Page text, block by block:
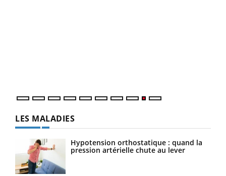
LES MALADIES
Hypotension orthostatique : quand la
pression artérielle chute au lever